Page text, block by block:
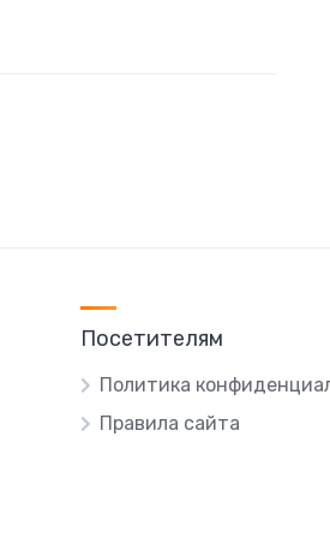
Посетителям
Политика
Правила сайта